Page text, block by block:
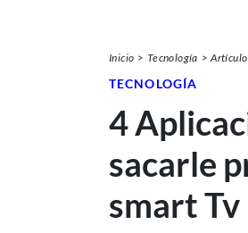
Inicio Tecnología Artículo
TECNOLOGÍA
4
sacarle
smart Tv